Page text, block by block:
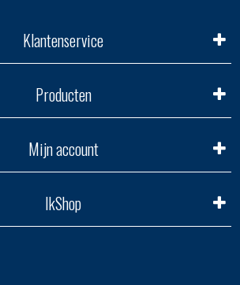
Klantenservice
Producten
Mijn account
IkShop